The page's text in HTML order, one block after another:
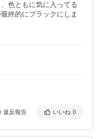
色ともに気に入ってる
終的にブラックにしま
違反報告 いいね 0